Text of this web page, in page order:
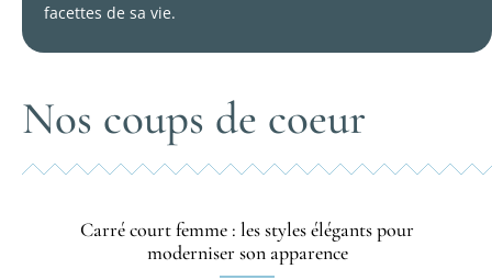
facettes de sa vie.
Nos coups de coeur
Carré court femme : les styles élégants pour
moderniser son apparence